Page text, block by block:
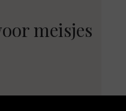
meisjes